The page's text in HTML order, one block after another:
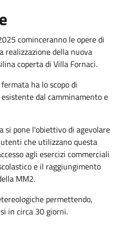
cominceranno le opere di
realizzazione della nuova
coperta di Villa Fornaci.
ha lo scopo di
dal camminamento e
si pone l'obiettivo di agevolare
che utilizzano questa
agli esercizi commerciali
e il raggiungimento
MM2.
permettendo,
in circa 30 giorni.